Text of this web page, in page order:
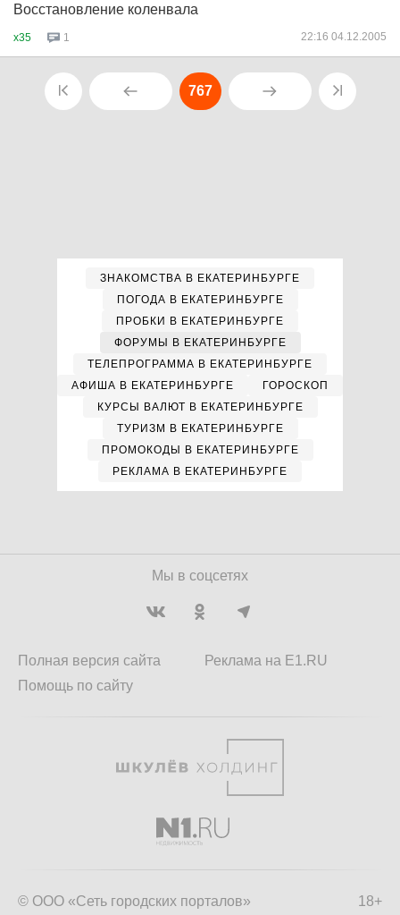
Восстановление коленвала
x35 1 22:16 04.12.2005
767
ЗНАКОМСТВА В ЕКАТЕРИНБУРГЕ
ПОГОДА В ЕКАТЕРИНБУРГЕ
ПРОБКИ В ЕКАТЕРИНБУРГЕ
ФОРУМЫ В ЕКАТЕРИНБУРГЕ
ТЕЛЕПРОГРАММА В ЕКАТЕРИНБУРГЕ
АФИША В ЕКАТЕРИНБУРГЕ
ГОРОСКОП
КУРСЫ ВАЛЮТ В ЕКАТЕРИНБУРГЕ
ТУРИЗМ В ЕКАТЕРИНБУРГЕ
ПРОМОКОДЫ В ЕКАТЕРИНБУРГЕ
РЕКЛАМА В ЕКАТЕРИНБУРГЕ
Мы в соцсетях
Полная версия сайта
Помощь по сайту
Реклама на E1.RU
18+
© ООО «Сеть городских порталов»